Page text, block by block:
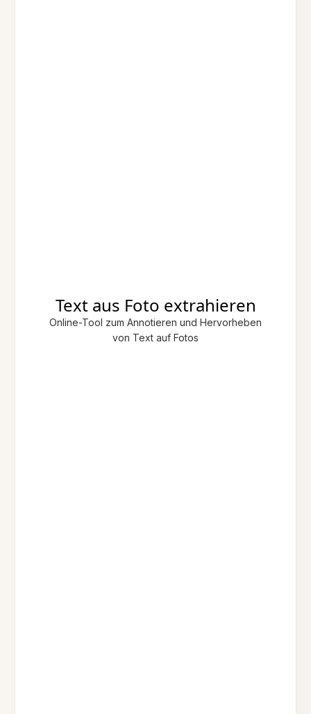
Text aus Foto extrahieren
Online-Tool zum Annotieren und Hervorheben
von Text auf Fotos